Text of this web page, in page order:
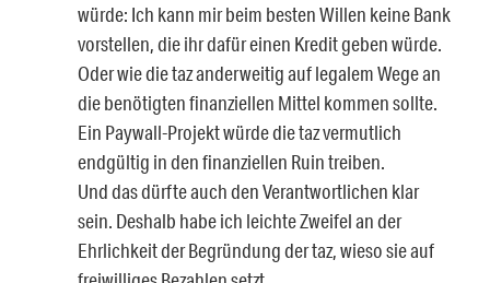
würde: Ich kann mir beim besten Willen keine Bank
vorstellen, die ihr dafür einen Kredit geben würde.
Oder wie die taz anderweitig auf legalem Wege an
die benötigten finanziellen Mittel kommen sollte.
Ein Paywall-Projekt würde die taz vermutlich
endgültig in den finanziellen Ruin treiben.
Und das dürfte auch den Verantwortlichen klar
sein. Deshalb habe ich leichte Zweifel an der
Ehrlichkeit der Begründung der taz, wieso sie auf